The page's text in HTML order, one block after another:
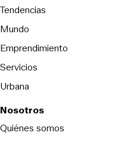
Tendencias
Mundo
Emprendimiento
Servicios
Urbana
Nosotros
Quiénes somos